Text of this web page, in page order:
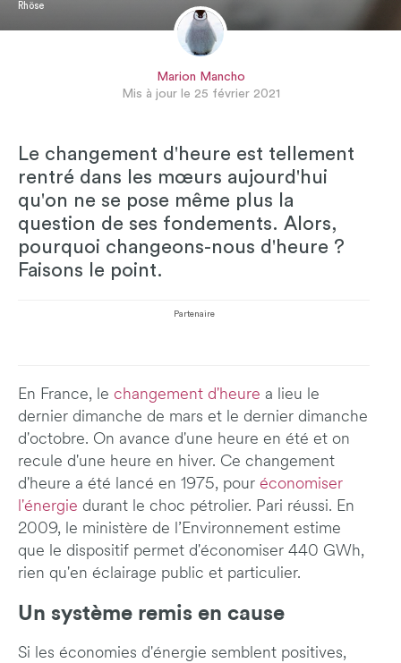
Rhöse
Marion Mancho
Mis à jour le 25 février 2021
Le changement d'heure est tellement
rentré dans les mœurs aujourd'hui
qu'on ne se pose même plus la
question de ses fondements. Alors,
pourquoi changeons-nous d'heure ?
Faisons le point.
Partenaire
En France, le changement d'heure a lieu le
dernier dimanche de mars et le dernier dimanche
d'octobre. On avance d'une heure en été et on
recule d'une heure en hiver. Ce changement
d'heure a été lancé en 1975, pour économiser
l'énergie durant le choc pétrolier. Pari réussi. En
2009, le ministère de l’Environnement estime
que le dispositif permet d'économiser 440 GWh,
rien qu'en éclairage public et particulier.
Un système remis en cause
Si les économies d'énergie semblent positives,